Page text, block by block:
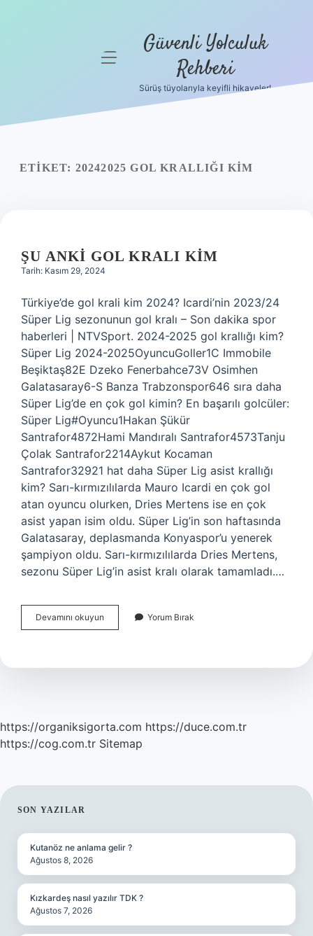
menüyü Güvenli Yolculuk
Rehberi
Sürüş tüyolarıyla keyifli hikayeler!
ETIKET: 20242025 GOL KRALLIĞI KIM
ŞU ANKI GOL KRALI KIM
Tarih: Kasım 29, 2024
Türkiye’de gol krali kim 2024? Icardi’nin 2023/24
Süper Lig sezonunun gol kralı – Son dakika spor
haberleri | NTVSport. 2024-2025 gol krallığı kim?
Süper Lig 2024-2025OyuncuGoller1C Immobile
Beşiktaş82E Dzeko Fenerbahce73V Osimhen
Galatasaray6-S Banza Trabzonspor646 sıra daha
Süper Lig’de en çok gol kimin? En başarılı golcüler:
Süper Lig#Oyuncu1Hakan Şükür
Santrafor4872Hami Mandıralı Santrafor4573Tanju
Çolak Santrafor2214Aykut Kocaman
Santrafor32921 hat daha Süper Lig asist krallığı
kim? Sarı-kırmızılılarda Mauro Icardi en çok gol
atan oyuncu olurken, Dries Mertens ise en çok
asist yapan isim oldu. Süper Lig’in son haftasında
Galatasaray, deplasmanda Konyaspor’u yenerek
şampiyon oldu. Sarı-kırmızılılarda Dries Mertens,
sezonu Süper Lig’in asist kralı olarak tamamladı.…
Devamını okuyun
Anki
Kim
Yorum Bırak
https://organiksigorta.com https://duce.com.tr
https://cog.com.tr Sitemap
SIDEBAR
SON YAZILAR
Kutanöz ne anlama gelir ?
Ağustos 8, 2026
Kızkardeş nasıl yazılır TDK ?
Ağustos 7, 2026